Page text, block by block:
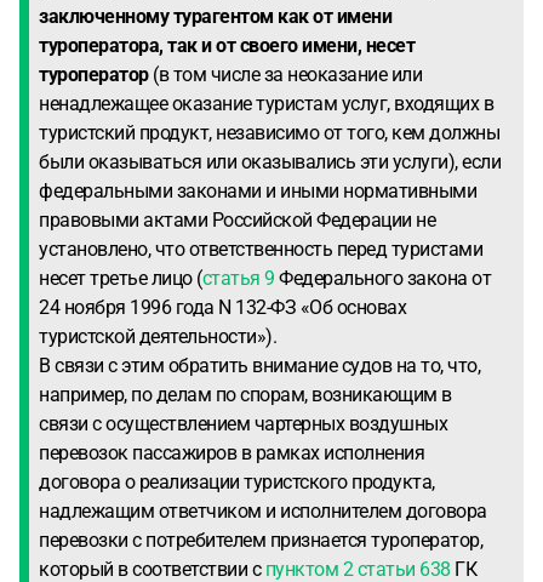
заключенному турагентом как от имени
туроператора, так и от своего имени, несет
туроператор(в том числе за неоказание или
ненадлежащее оказание туристам услуг, входящих в
туристский продукт, независимо от того, кем должны
были оказываться или оказывались эти услуги), если
федеральными законами и иными нормативными
правовыми актами Российской Федерации не
установлено, что ответственность перед туристами
несет третье лицо (статья 9 Федерального закона от
24 ноября 1996 года N 132-ФЗ «Об основах
туристской деятельности»).
В связи с этим обратить внимание судов на то, что,
например, по делам по спорам, возникающим в
связи с осуществлением чартерных воздушных
перевозок пассажиров в рамках исполнения
договора о реализации туристского продукта,
надлежащим ответчиком и исполнителем договора
перевозки с потребителем признается туроператор,
который в соответствии с пунктом 2 статьи 638 ГК